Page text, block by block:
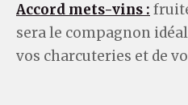
Accord mets-vins :
sera le compagnon
vos charcuteries et de